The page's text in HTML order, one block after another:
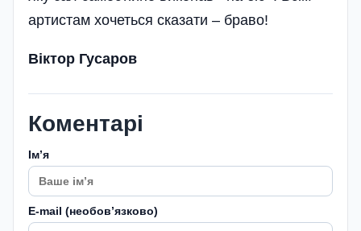
артистам хочеться сказати – браво!
Віктор Гусаров
Коментарі
Імʼя
E-mail (необовʼязково)